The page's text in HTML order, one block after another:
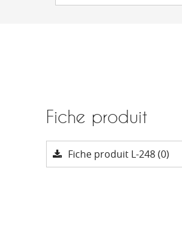
Fiche produit
Fiche produit L-248 (0)